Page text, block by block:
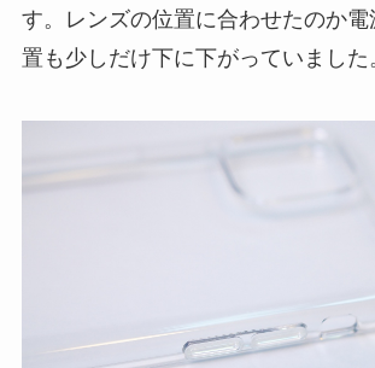
す。レンズの位置に合わせたのか電
置も少しだけ下に下がっていました